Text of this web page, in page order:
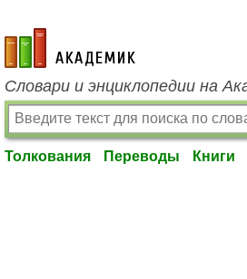
academic.ru
Словари и энциклопедии на
Толкования Переводы Книги